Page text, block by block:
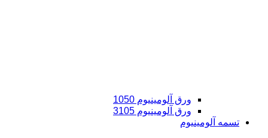
ورق آلومینیوم 1050
ورق آلومینیوم 3105
تسمه آلومینیوم